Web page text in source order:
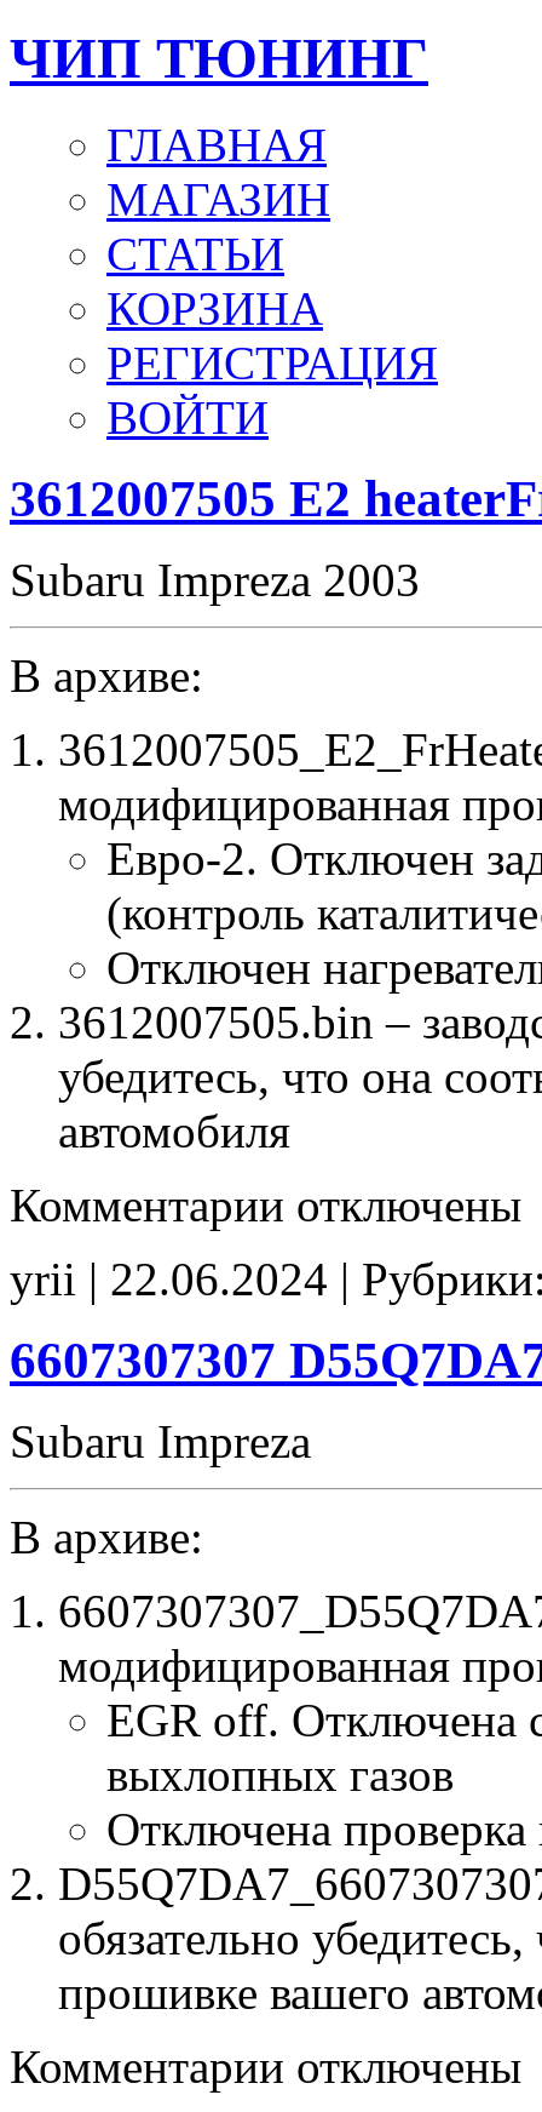
ЧИП ТЮНИНГ
ГЛАВНАЯ
МАГАЗИН
СТАТЬИ
КОРЗИНА
РЕГИСТРАЦИЯ
ВОЙТИ
3612007505 E2
Subaru Impreza 2003
В архиве:
модифицированная
Евро-2. Отключен
(контроль
Отключен
3612007505.bin –
убедитесь, что она
автомобиля
Комментарии записи
heaterFrO2_off
отключены
yrii | 22.06.2024 |
6607307307
Subaru Impreza
В архиве:
модифицированная
EGR off. Отключена
выхлопных газов
Отключена
обязательно
прошивке вашего
Комментарии записи
отключены